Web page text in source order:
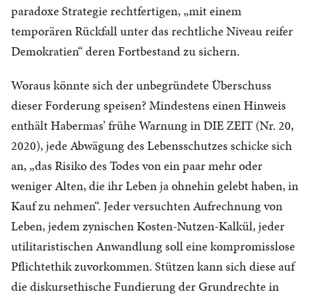
paradoxe Strategie rechtfertigen, „mit einem
temporären Rückfall unter das rechtliche Niveau reifer
Demokratien“ deren Fortbestand zu sichern.
Woraus könnte sich der unbegründete Überschuss
dieser Forderung speisen? Mindestens einen Hinweis
enthält Habermas’ frühe Warnung in DIE ZEIT (Nr. 20,
2020), jede Abwägung des Lebensschutzes schicke sich
an, „das Risiko des Todes von ein paar mehr oder
weniger Alten, die ihr Leben ja ohnehin gelebt haben, in
Kauf zu nehmen“. Jeder versuchten Aufrechnung von
Leben, jedem zynischen Kosten-Nutzen-Kalkül, jeder
utilitaristischen Anwandlung soll eine kompromisslose
Pflichtethik zuvorkommen. Stützen kann sich diese auf
die diskursethische Fundierung der Grundrechte in